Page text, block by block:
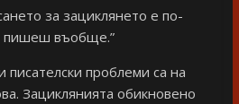
за зациклянето е по-
пишеш въобще.”
писателски проблеми са на
Зациклянията обикновено